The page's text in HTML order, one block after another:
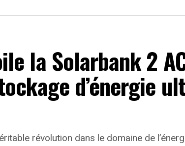
la Solarbank 2
d’énergie
révolution dans le domaine de